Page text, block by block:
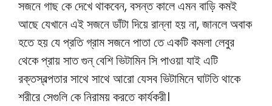
সজনে গাছ কে দেখে থাকবেন, বসন্ত কালে এমন বাড়ি কমই
আছে যেখানে এই সজনে ডাঁটা দিয়ে রান্না হয় না, জানলে অবাক
হতে হয় যে প্রতি গ্রাম সজনে পাতা তে একটি কমলা লেবুর
থেকে প্রায় সাত গুন্ বেশি ভিটামিন সি পাওয়া যাই এটি
রক্তস্বল্পতার সাথে সাথে আরো যেসব ভিটামিনে ঘাটতি থাকে
শরীরে সেগুলি কে নিরাময় করতে কার্যকরী।